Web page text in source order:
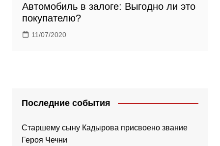
Автомобиль в залоге: Выгодно ли это
покупателю?
11/07/2020
Последние события
Старшему сыну Кадырова присвоено звание
Героя Чечни